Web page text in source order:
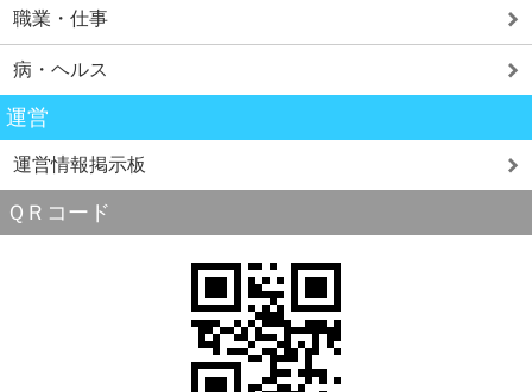
職業・仕事
病・ヘルス
運営
運営情報掲示板
ＱＲコード